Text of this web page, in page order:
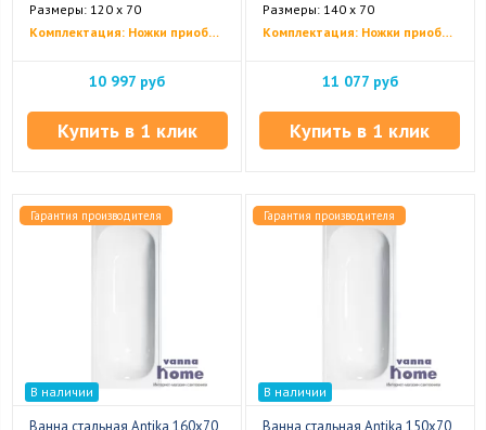
Размеры: 120 х 70
Комплектация: Ножки приобретаются отдельно
10 997 руб
Купить в 1 клик
Размеры: 140 х 70
Комплектация: Ножки приобретаются отдельно
11 077 руб
Купить в 1 клик
Гарантия производителя
В наличии
Ванна стальная Antika 160x70
Гарантия производителя
В наличии
Ванна стальная Antika 150x70